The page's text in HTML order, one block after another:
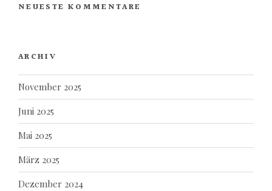
NEUESTE KOMMENTARE
ARCHIV
November 2025
Juni 2025
Mai 2025
März 2025
Dezember 2024